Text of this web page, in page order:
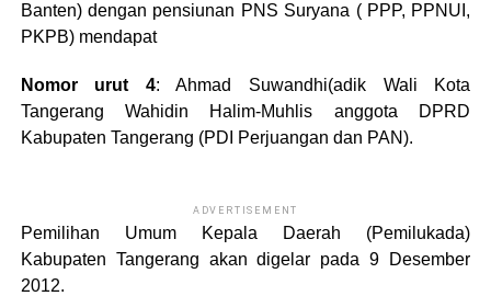
Banten) dengan pensiunan PNS Suryana ( PPP, PPNUI,
PKPB) mendapat
Nomor urut 4: Ahmad Suwandhi(adik Wali Kota
Tangerang Wahidin Halim-Muhlis anggota DPRD
Kabupaten Tangerang (PDI Perjuangan dan PAN).
ADVERTISEMENT
Pemilihan Umum Kepala Daerah (Pemilukada)
Kabupaten Tangerang akan digelar pada 9 Desember
2012.